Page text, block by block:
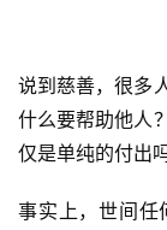
说到慈善，很多
什么要帮助他人
仅是单纯的付出
事实上，世间任